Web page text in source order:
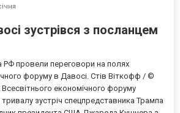
зустрівся з посланцем
провели переговори на полях
форуму в Давосі. Стів Віткофф / ©
економічного форуму
зустріч спецпредставника Трампа